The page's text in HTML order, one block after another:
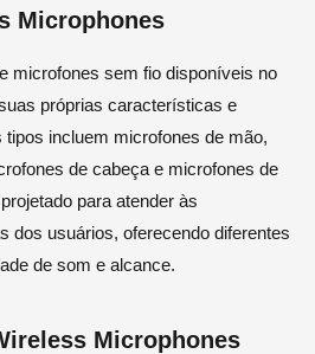
Microphones
microfones sem fio disponíveis no
próprias características e
incluem microfones de mão,
de cabeça e microfones de
para atender às
dos usuários, oferecendo diferentes
de som e alcance.
Microphones